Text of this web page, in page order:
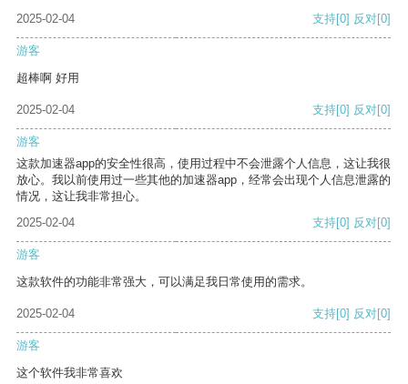
2025-02-04 支持[0] 反对[0]
游客
超棒啊 好用
2025-02-04 支持[0] 反对[0]
游客
这款加速器app的安全性很高，使用过程中不会泄露个人信息，这让我很
放心。我以前使用过一些其他的加速器app，经常会出现个人信息泄露的
情况，这让我非常担心。
2025-02-04
支持[0] 反对[0]
游客
这款软件的功能非常强大，可以满足我日常使用的需求。
2025-02-04 支持[0] 反对[0]
游客
这个软件我非常喜欢